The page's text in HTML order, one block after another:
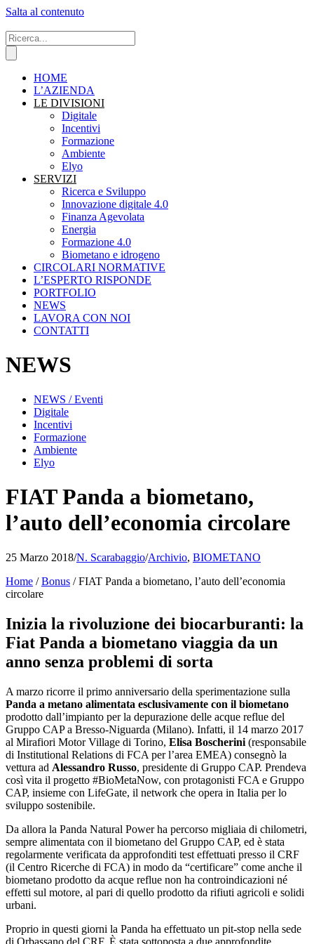
Salta al contenuto
HOME
L’AZIENDA
LE DIVISIONI
Digitale
Incentivi
Formazione
Ambiente
Elyo
SERVIZI
Ricerca e Sviluppo
Innovazione digitale 4.0
Finanza Agevolata
Energia
Formazione 4.0
Biometano e idrogeno
CIRCOLARI NORMATIVE
L’ESPERTO RISPONDE
PORTFOLIO
NEWS
LAVORA CON NOI
CONTATTI
NEWS
NEWS / Eventi
Digitale
Incentivi
Formazione
Ambiente
Elyo
FIAT Panda a biometano,
l’auto dell’economia circolare
25 Marzo 2018/N. Scarabaggio/Archivio, BIOMETANO
Home /Bonus /FIAT Panda a biometano, l’auto dell’economia
circolare
Inizia la rivoluzione dei biocarburanti: la
Fiat Panda a biometano viaggia da un
anno senza problemi di sorta
A marzo ricorre il primo anniversario della sperimentazione sulla
Panda a metano alimentata esclusivamente con il biometano
prodotto dall’impianto per la depurazione delle acque reflue del
Gruppo CAP a Bresso-Niguarda (Milano). Infatti, il 14 marzo 2017
al Mirafiori Motor Village di Torino, Elisa Boscherini (responsabile
di Institutional Relations di FCA per l’area EMEA) consegnò la
vettura ad Alessandro Russo, presidente di Gruppo CAP. Prendeva
così vita il progetto #BioMetaNow, con protagonisti FCA e Gruppo
CAP, insieme con LifeGate, il network che opera in Italia per lo
sviluppo sostenibile.
Da allora la Panda Natural Power ha percorso migliaia di chilometri,
sempre alimentata con il biometano del Gruppo CAP, ed è stata
regolarmente verificata da approfonditi test effettuati presso il CRF
(il Centro Ricerche di FCA) in modo da “certificare” come anche il
biometano prodotto da acque reflue non ha controindicazioni né
effetti sul motore, al pari di quello prodotto da rifiuti agricoli e solidi
urbani.
Proprio in questi giorni la Panda ha effettuato un pit-stop nella sede
di Orbassano del CRF. È stata sottoposta a due approfondite